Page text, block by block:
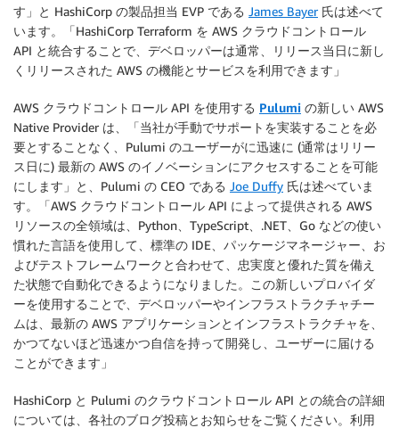
す」と HashiCorp の製品担当 EVP である James Bayer氏は述べて
います。「HashiCorp Terraform を AWS クラウドコントロール
API と統合することで、デベロッパーは通常、リリース当日に新し
くリリースされた AWS の機能とサービスを利用できます」
AWS クラウドコントロール API を使用する Pulumi の新しい AWS
Native Provider は、「当社が手動でサポートを実装することを必
要とすることなく、Pulumi のユーザーがに迅速に (通常はリリー
ス日に) 最新の AWS のイノベーションにアクセスすることを可能
にします」と、Pulumi の CEO である Joe Duffy 氏は述べていま
す。「AWS クラウドコントロール API によって提供される AWS
リソースの全領域は、Python、TypeScript、.NET、Go などの使い
慣れた言語を使用して、標準の IDE、パッケージマネージャー、お
よびテストフレームワークと合わせて、忠実度と優れた質を備え
た状態で自動化できるようになりました。この新しいプロバイダ
ーを使用することで、デベロッパーやインフラストラクチャチー
ムは、最新の AWS アプリケーションとインフラストラクチャを、
かつてないほど迅速かつ自信を持って開発し、ユーザーに届ける
ことができます」
HashiCorp と Pulumi のクラウドコントロール API との統合の詳細
については、各社のブログ投稿とお知らせをご覧ください。利用